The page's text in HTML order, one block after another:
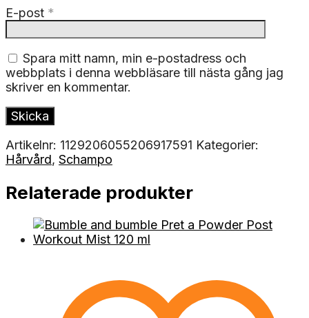
E-post *
Spara mitt namn, min e-postadress och
webbplats i denna webbläsare till nästa gång jag
skriver en kommentar.
Artikelnr: 1129206055206917591 Kategorier:
Hårvård, Schampo
Relaterade produkter